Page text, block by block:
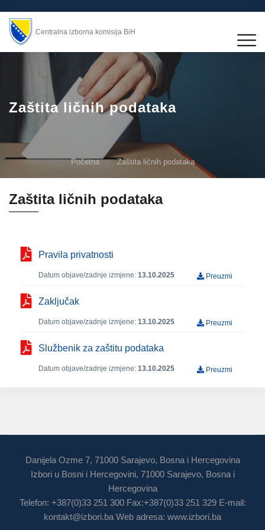
Centralna izborna komisija BiH
Zaštita ličnih podataka
Početna Zaštita ličnih podataka
Zaštita ličnih podataka
Pravila privatnosti
Datum objave/zadnje izmjene: 13.10.2025 Preuzmi
Zaključak
Datum objave/zadnje izmjene: 13.10.2025 Preuzmi
Službenik za zaštitu podataka
Datum objave/zadnje izmjene: 13.10.2025 Preuzmi
Danijela Ozme 7, 71000 Sarajevo, Bosna i Hercegovina
Izbori u Bosni i Hercegovini, 71000 Sarajevo, Bosna i
Hercegovina
Telefon: +387(0)33 251 300 Fax:+387(0)33 251 329 E-mail:
kontakt@izbori.ba Web adresa: www.izbori.ba